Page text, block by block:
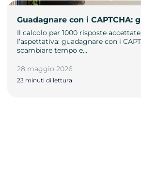
Guadagnare con i CAPTCHA:
Il calcolo per 1000 risposte
l’aspettativa: guadagnare con i
scambiare tempo e…
28 maggio 2026
23 minuti di lettura